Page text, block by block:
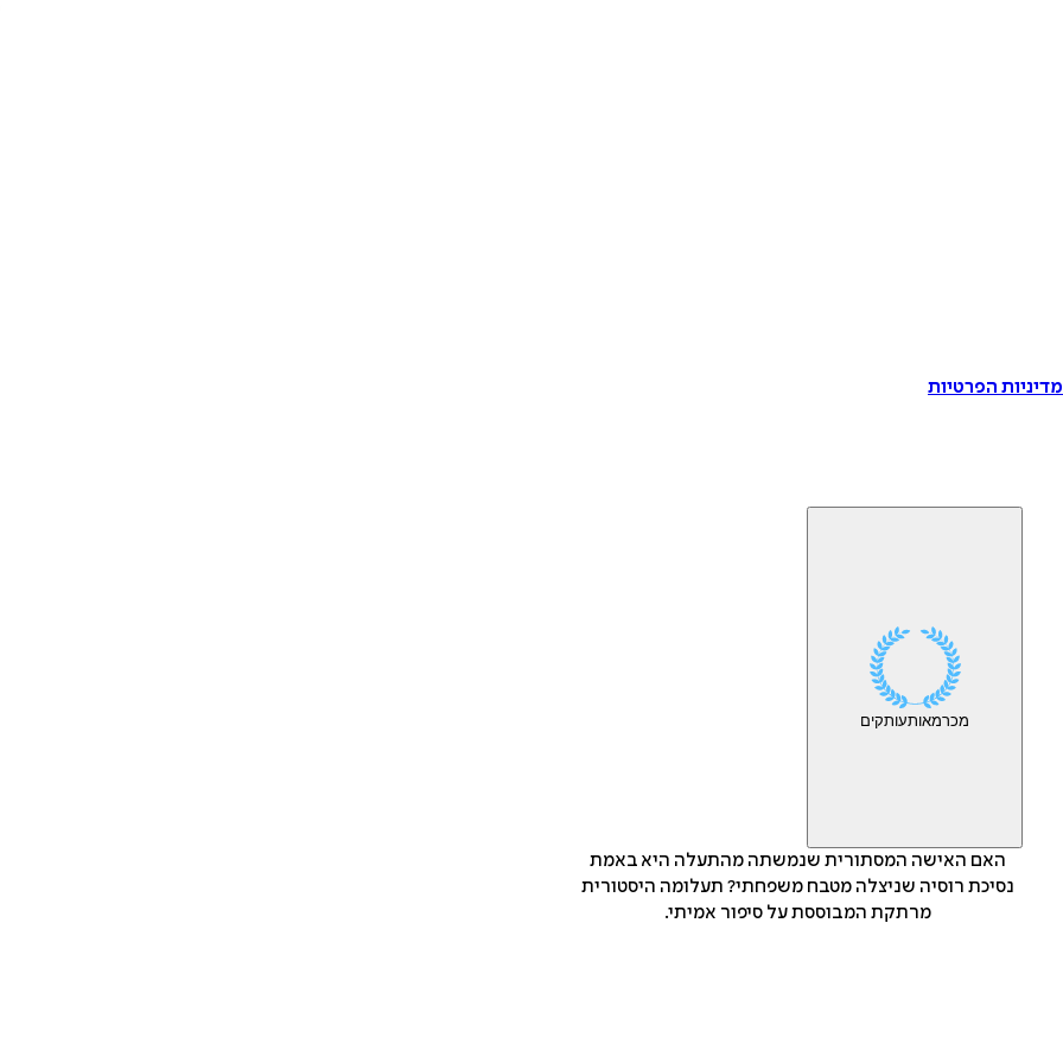
הפרטיות
מכרמאותעותקים
האם האישה המסתורית שנמשתה מהתעלה היא באמת
נסיכת רוסיה שניצלה מטבח משפחתי? תעלומה היסטורית
מרתקת המבוססת על סיפור אמיתי.